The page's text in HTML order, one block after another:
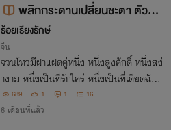
พลิกกระดานเปลี่ยนชะตา ตัวข้า
จะไม่โง่งมอีกแล้ว
ร้อยเรียงรักษ์
จีน
จวนโหวมีฝาแฝดคู่หนึ่ง หนึ่งสูงศักดิ์ หนึ่งสง่
างาม หนึ่งเป็นที่รักใคร่ หนึ่งเป็นที่เดียดฉันท์
ดังนั้นเมื่อโอกาสอีกครั้ง นางจึงไม่อยากเป็น
คนโง่งมอีกแล้ว
689 1 1 16
6 เดือนที่แล้ว